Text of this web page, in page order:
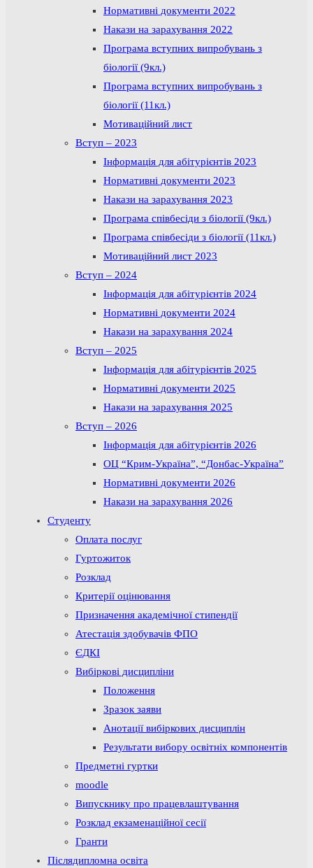
Нормативні документи 2022
Накази на зарахування 2022
Програма вступних випробувань з
біології (9кл.)
Програма вступних випробувань з
біології (11кл.)
Мотиваційний лист
Вступ – 2023
Інформація для абітурієнтів 2023
Нормативні документи 2023
Накази на зарахування 2023
Програма співбесіди з біології (9кл.)
Програма співбесіди з біології (11кл.)
Мотиваційний лист 2023
Вступ – 2024
Інформація для абітурієнтів 2024
Нормативні документи 2024
Накази на зарахування 2024
Вступ – 2025
Інформація для абітурієнтів 2025
Нормативні документи 2025
Накази на зарахування 2025
Вступ – 2026
Інформація для абітурієнтів 2026
ОЦ “Крим-Україна”, “Донбас-Україна”
Нормативні документи 2026
Накази на зарахування 2026
Студенту
Оплата послуг
Гуртожиток
Розклад
Критерії оцінювання
Призначення академічної стипендії
Атестація здобувачів ФПО
ЄДКІ
Вибіркові дисципліни
Положення
Зразок заяви
Анотації вибіркових дисциплін
Результати вибору освітніх компонентів
Предметні гуртки
moodle
Випускнику про працевлаштування
Розклад екзаменаційної сесії
Гранти
Післядипломна освіта